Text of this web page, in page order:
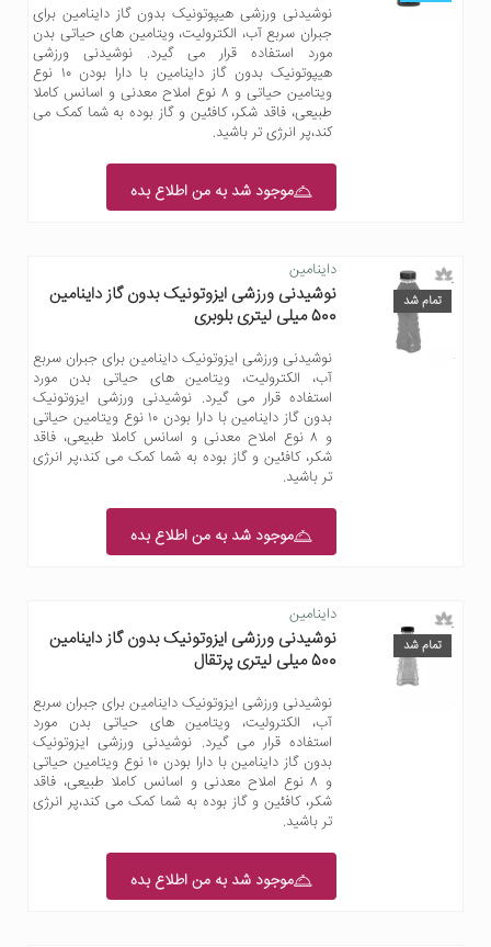
نوشیدنی ورزشی هیپوتونیک بدون گاز داینامین برای
جبران سربع آب، الکترولیت، ویتامین های حیاتی بدن
مورد استفاده قرار می گیرد. نوشیدنی ورزشی
هیپوتونیک بدون گاز داینامین با دارا بودن ۱۰ نوع
ویتامین حیاتی و ۸ نوع املاح معدنی و اسانس کاملا
طبیعی، فاقد شکر، کافئین و گاز بوده به شما کمک می
کند،پر انرژی تر باشید.
موجود شد به من اطلاع بده
تمام شد
داینامین
نوشیدنی ورزشی ایزوتونیک بدون گاز داینامین
500 میلی لیتری بلوبری
نوشیدنی ورزشی ایزوتونیک داینامین برای جبران سربع
آب، الکترولیت، ویتامین های حیاتی بدن مورد
استفاده قرار می گیرد. نوشیدنی ورزشی ایزوتونیک
بدون گاز داینامین با دارا بودن ۱۰ نوع ویتامین حیاتی
و ۸ نوع املاح معدنی و اسانس کاملا طبیعی، فاقد
شکر، کافئین و گاز بوده به شما کمک می کند،پر انرژی
تر باشید.
موجود شد به من اطلاع بده
تمام شد
داینامین
نوشیدنی ورزشی ایزوتونیک بدون گاز داینامین
500 میلی لیتری پرتقال
نوشیدنی ورزشی ایزوتونیک داینامین برای جبران سربع
آب، الکترولیت، ویتامین های حیاتی بدن مورد
استفاده قرار می گیرد. نوشیدنی ورزشی ایزوتونیک
بدون گاز داینامین با دارا بودن ۱۰ نوع ویتامین حیاتی
و ۸ نوع املاح معدنی و اسانس کاملا طبیعی، فاقد
شکر، کافئین و گاز بوده به شما کمک می کند،پر انرژی
تر باشید.
موجود شد به من اطلاع بده